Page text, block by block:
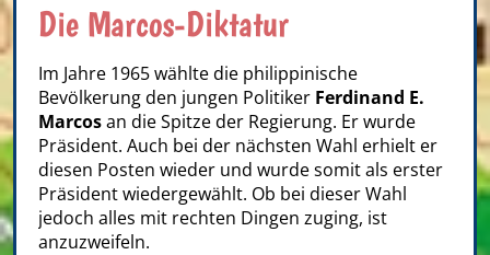
Die Marcos-Diktatur
Im Jahre 1965 wählte die philippinische
Bevölkerung den jungen Politiker Ferdinand E.
Marcosan die Spitze der Regierung. Er wurde
Präsident. Auch bei der nächsten Wahl erhielt er
diesen Posten wieder und wurde somit als erster
Präsident wiedergewählt. Ob bei dieser Wahl
jedoch alles mit rechten Dingen zuging, ist
anzuzweifeln.